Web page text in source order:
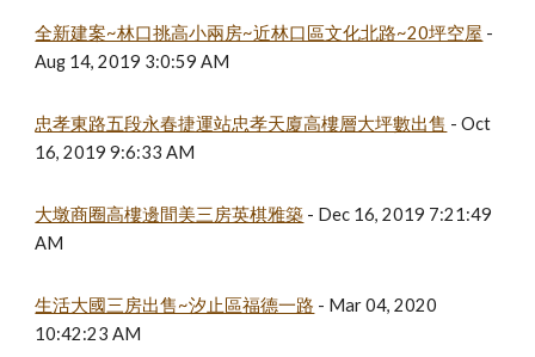
全新建案~林口挑高小兩房~近林口區文化北路~20坪空屋 -
Aug 14, 2019 3:0:59 AM
忠孝東路五段永春捷運站忠孝天廈高樓層大坪數出售 - Oct
16, 2019 9:6:33 AM
大墩商圈高樓邊間美三房英棋雅築 - Dec 16, 2019 7:21:49
AM
生活大國三房出售~汐止區福德一路 - Mar 04, 2020
10:42:23 AM